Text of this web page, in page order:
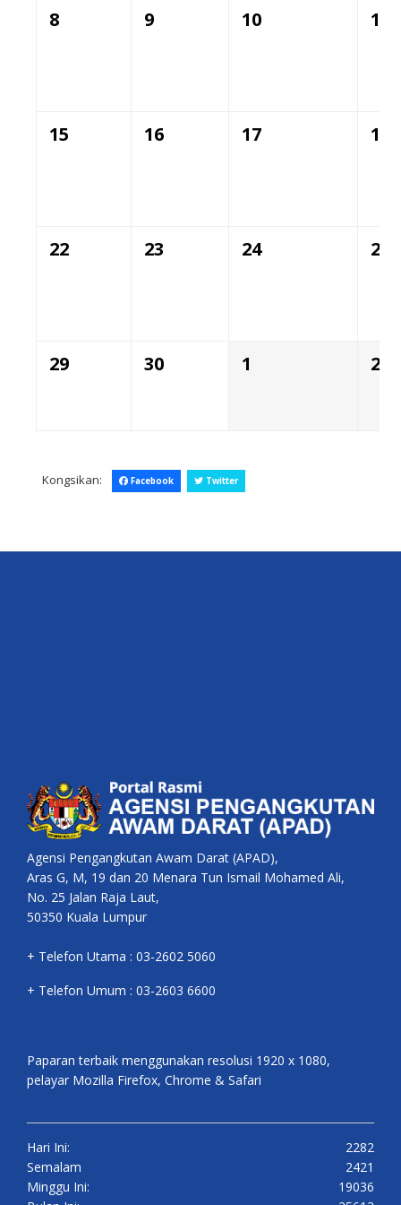
8 9 10 11
15 16 17 18
22 23 24 25
29 30 1 2
Kongsikan: Facebook Twitter
Agensi Pengangkutan Awam Darat (APAD),
Aras G, M, 19 dan 20 Menara Tun Ismail Mohamed Ali,
No. 25 Jalan Raja Laut,
50350 Kuala Lumpur
+ Telefon Utama : 03-2602 5060
+ Telefon Umum : 03-2603 6600
Paparan terbaik menggunakan resolusi 1920 x 1080,
pelayar Mozilla Firefox, Chrome & Safari
Hari Ini:
2282
Semalam
2421
Minggu Ini:
19036